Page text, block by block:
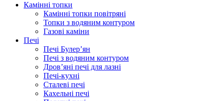
Камінні топки
Камінні топки повітряні
Топки з водяним контуром
Газові каміни
Печі
Печі Булер’ян
Печі з водяним контуром
Дров’яні печі для лазні
Печі-кухні
Сталеві печі
Кахельні печі